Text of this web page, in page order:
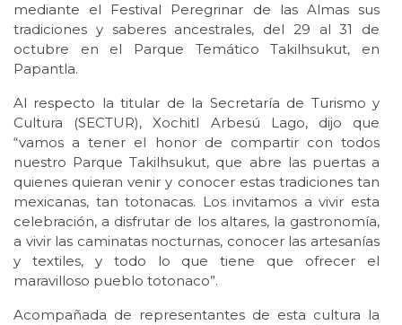
mediante el Festival Peregrinar de las Almas sus
tradiciones y saberes ancestrales, del 29 al 31 de
octubre en el Parque Temático Takilhsukut, en
Papantla.
Al respecto la titular de la Secretaría de Turismo y
Cultura (SECTUR), Xochitl Arbesú Lago, dijo que
“vamos a tener el honor de compartir con todos
nuestro Parque Takilhsukut, que abre las puertas a
quienes quieran venir y conocer estas tradiciones tan
mexicanas, tan totonacas. Los invitamos a vivir esta
celebración, a disfrutar de los altares, la gastronomía,
a vivir las caminatas nocturnas, conocer las artesanías
y textiles, y todo lo que tiene que ofrecer el
maravilloso pueblo totonaco”.
Acompañada de representantes de esta cultura la